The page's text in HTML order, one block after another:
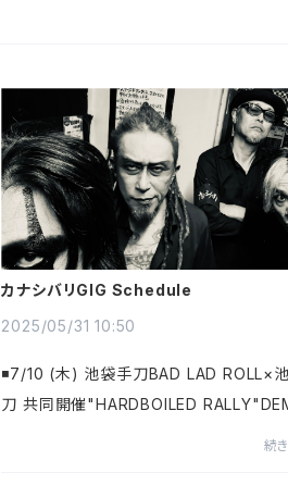
カナシバリGIG Schedule
2025/05/31 10:50
◾️7/10 (木) 池袋手刀BAD LAD ROLL×
刀 共同開催"HARDBOILED
S / NOPLAY / カナシバリ / BAD LAD
続